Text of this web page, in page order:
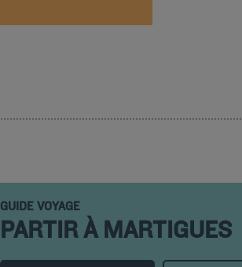
GUIDE VOYAGE
PARTIR À MARTIGUES